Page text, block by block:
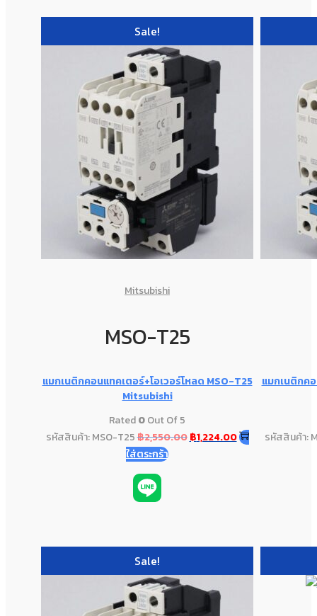
Sale!
Mitsubishi
MSO-T25
แมกเนติกคอนแทคเตอร์+โอเวอร์โหลด MSO-T25
Mitsubishi
Rated0Out Of 5
รหัสสินค้า: MSO-T25฿2,550.00 ฿1,224.00
ใส่ตระกร้า
แมกเนติกค
รหัสสินค้า:
Sale!